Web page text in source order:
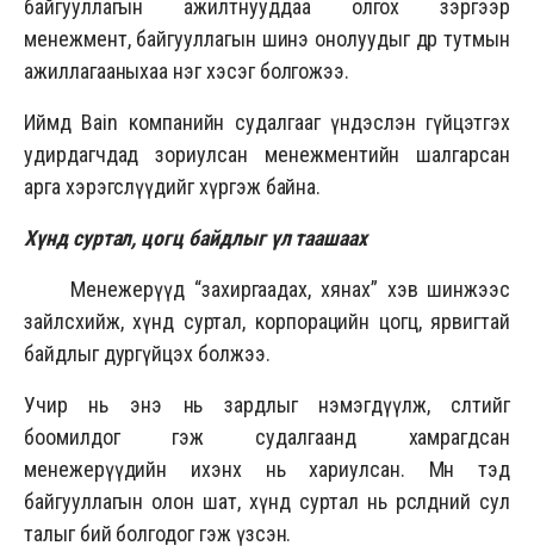
байгууллагын ажилтнууддаа олгох зэргээр
менежмент, байгууллагын шинэ онолуудыг өдөр тутмын
ажиллагааныхаа нэг хэсэг болгожээ.
Иймд Bain компанийн судалгааг үндэслэн гүйцэтгэх
удирдагчдад зориулсан менежментийн шалгарсан
арга хэрэгслүүдийг хүргэж байна.
Хүнд суртал, цогц байдлыг үл таашаах
Менежерүүд “захиргаадах, хянах” хэв шинжээс
зайлсхийж, хүнд суртал, корпорацийн цогц, ярвигтай
байдлыг дургүйцэх болжээ.
Учир нь энэ нь зардлыг нэмэгдүүлж, өсөлтийг
боомилдог гэж судалгаанд хамрагдсан
менежерүүдийн ихэнх нь хариулсан. Мөн тэд
байгууллагын олон шат, хүнд суртал нь өрсөлдөөний сул
талыг бий болгодог гэж үзсэн.